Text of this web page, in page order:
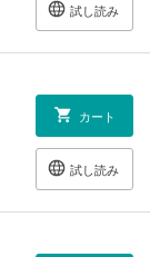
試し読み
カート
試し読み